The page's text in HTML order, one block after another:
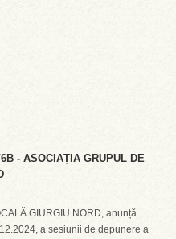
- ASOCIAȚIA GRUPUL DE
GIURGIU NORD, anunță
a sesiunii de depunere a